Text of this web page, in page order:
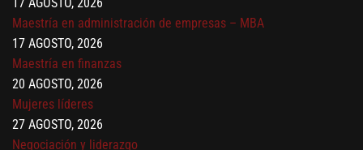
17 AGOSTO, 2026
Maestría en finanzas
20 AGOSTO, 2026
Mujeres líderes
27 AGOSTO, 2026
Negociación y liderazgo
3 SEPTIEMBRE, 2026